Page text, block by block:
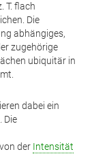
T. flach
Die
abhängiges,
zugehörige
ubiquitär in
dabei ein
Die
der Intensität